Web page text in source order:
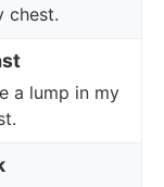
chest.
a lump in my